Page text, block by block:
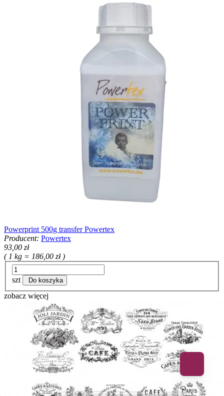
Powerprint 500g transfer Powertex
Producent: Powertex
93,00 zł
( 1 kg = 186,00 zł )
szt Do koszyka
zobacz więcej